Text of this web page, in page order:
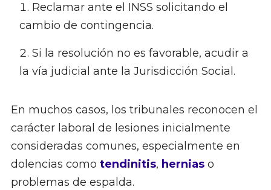
Reclamar ante el INSS solicitando el
cambio de contingencia.
Si la resolución no es favorable, acudir a
la vía judicial ante la Jurisdicción Social.
En muchos casos, los tribunales reconocen el
carácter laboral de lesiones inicialmente
consideradas comunes, especialmente en
dolencias como tendinitis, herniaso
problemas de espalda.